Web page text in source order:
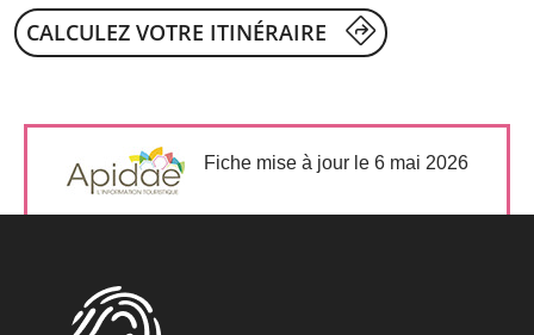
CALCULEZ VOTRE ITINÉRAIRE
Fiche mise à jour le 6 mai 2026